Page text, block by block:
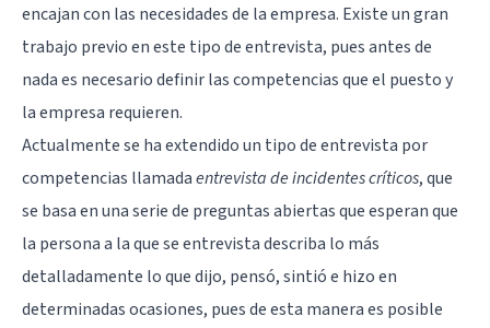
encajan con las necesidades de la empresa. Existe un gran
trabajo previo en este tipo de entrevista, pues antes de
nada es necesario definir las competencias que el puesto y
la empresa requieren.
Actualmente se ha extendido un tipo de entrevista por
competencias llamadaentrevista de incidentes críticos, que
se basa en una serie de preguntas abiertas que esperan que
la persona a la que se entrevista describa lo más
detalladamente lo que dijo, pensó, sintió e hizo en
determinadas ocasiones, pues de esta manera es posible